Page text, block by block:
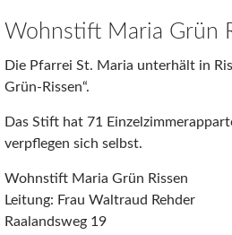
Wohnstift Maria Grün
Die Pfarrei St. Maria unterhält in
Grün-Rissen“.
Das Stift hat 71
verpflegen sich selbst.
Wohnstift Maria Grün Rissen
Leitung: Frau Waltraud Rehder
Raalandsweg 19